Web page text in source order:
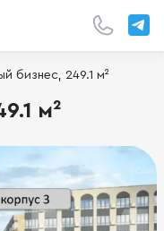
бизнес, 249.1 м²
м²